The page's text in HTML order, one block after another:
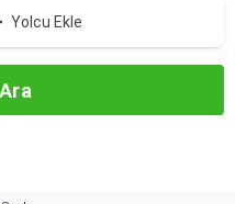
Yolcu Ekle